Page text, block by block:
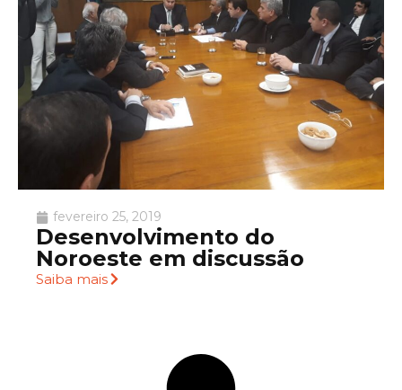
fevereiro 25, 2019
Desenvolvimento do
Noroeste em discussão
Saiba mais